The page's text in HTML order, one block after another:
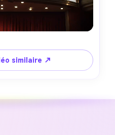
similaire ↗